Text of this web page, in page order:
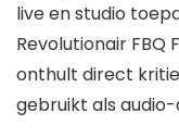
live en studio
Revolutionair
onthult direct
gebruikt als